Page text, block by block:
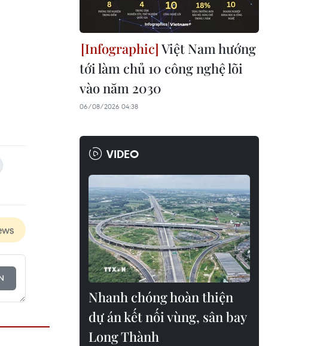
Việt Nam hướng
tới làm chủ 10 công nghệ lõi
vào năm 2030
06/08/2026 04:38
VIDEO
Nhanh chóng hoàn thiện
dự án kết nối vùng, sân bay
Long Thành